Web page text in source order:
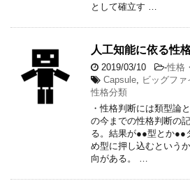
として確立す …
人工知能に依る性
2019/03/10 -性格
Capsule
ビッグファ
性格分類
・性格判断には類型論
の今までの性格判断の
る。結果が●●型とか●●
め型に押し込むという
向がある。 …